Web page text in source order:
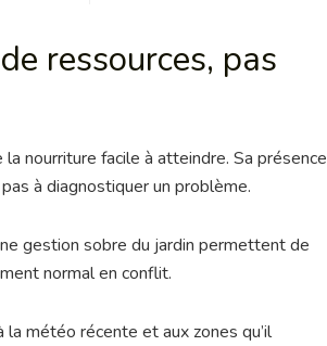
ressources, pas
nourriture facile à atteindre. Sa présence
à diagnostiquer un problème.
gestion sobre du jardin permettent de
normal en conflit.
la météo récente et aux zones qu’il